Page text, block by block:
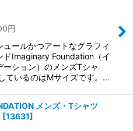
円
ールかつアートなグラフィ
ドImaginary Foundation（イ
ーション）のメンズTシャ
ているのはMサイズです。…
メンズ・Tシャツ
[13631]